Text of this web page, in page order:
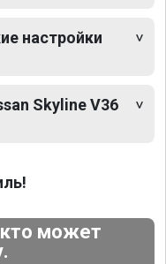
настройки
Skyline V36
может